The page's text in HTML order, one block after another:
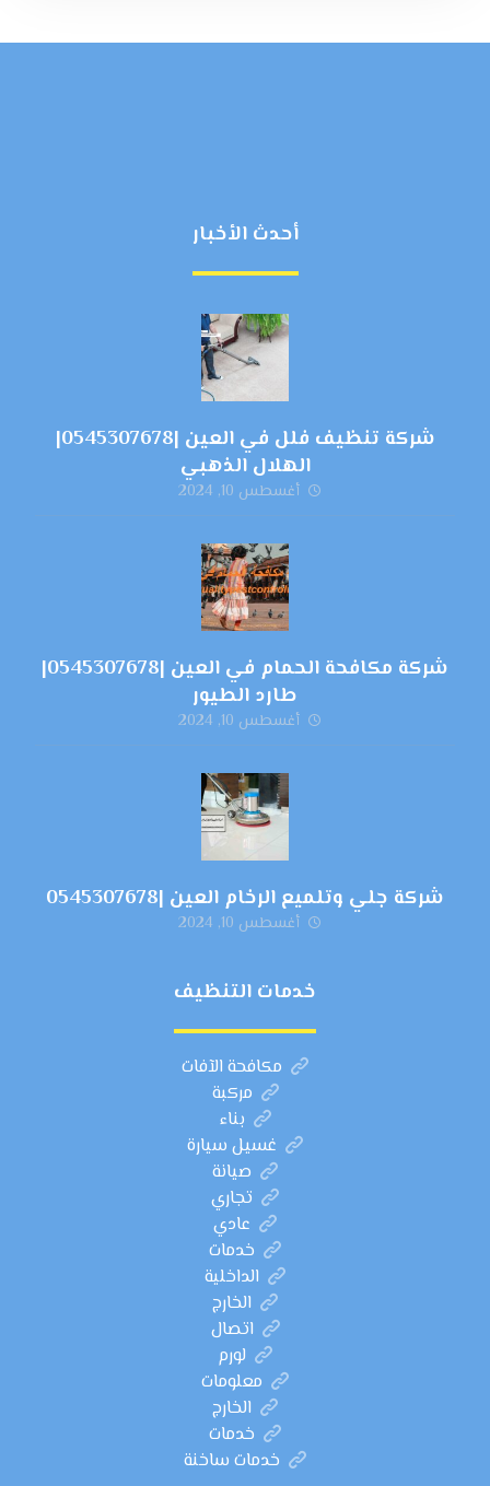
أحدث الأخبار
شركة تنظيف فلل في العين |0545307678|
الهلال الذهبي
أغسطس 10, 2024
شركة مكافحة الحمام في العين |0545307678|
طارد الطيور
أغسطس 10, 2024
شركة جلي وتلميع الرخام العين |0545307678
أغسطس 10, 2024
خدمات التنظيف
مكافحة الآفات
مركبة
بناء
غسيل سيارة
صيانة
تجاري
عادي
خدمات
الداخلية
الخارج
اتصال
لورم
معلومات
الخارج
خدمات
خدمات ساخنة